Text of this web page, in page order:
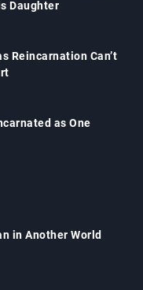
Daughter
Reincarnation Can’t
as One
in Another World